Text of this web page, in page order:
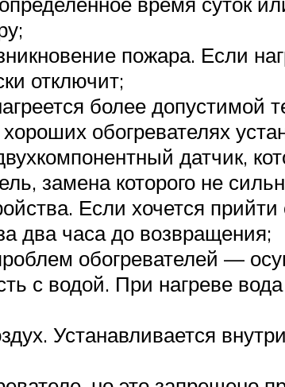
пожара. Если
отключит;
более допустимой
обогревателях
датчик,
замена которого не
Если хочется
два часа до возвращения;
обогревателей —
с водой. При нагреве
Устанавливается